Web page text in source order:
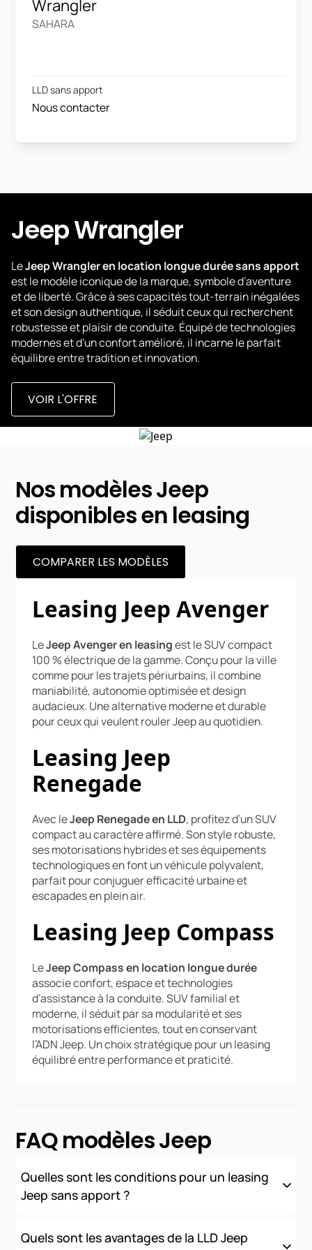
Wrangler
SAHARA
LLD sans apport
Nous contacter
Jeep Wrangler
LeJeep Wrangler en location longue durée sans apport
est le modèle iconique de la marque, symbole d’aventure
et de liberté. Grâce à ses capacités tout-terrain inégalées
et son design authentique, il séduit ceux qui recherchent
robustesse et plaisir de conduite. Équipé de technologies
modernes et d’un confort amélioré, il incarne le parfait
équilibre entre tradition et innovation.
VOIR L'OFFRE
Nos modèles Jeep
disponibles en leasing
COMPARER LES MODÈLES
Leasing Jeep Avenger
LeJeep Avenger en leasingest le SUV compact
100 % électrique de la gamme. Conçu pour la ville
comme pour les trajets périurbains, il combine
maniabilité, autonomie optimisée et design
audacieux. Une alternative moderne et durable
pour ceux qui veulent rouler Jeep au quotidien.
Leasing Jeep
Renegade
Avec leJeep Renegade en LLD, profitez d’un SUV
compact au caractère affirmé. Son style robuste,
ses motorisations hybrides et ses équipements
technologiques en font un véhicule polyvalent,
parfait pour conjuguer efficacité urbaine et
escapades en plein air.
Leasing Jeep Compass
LeJeep Compass en location longue durée
associe confort, espace et technologies
d’assistance à la conduite. SUV familial et
moderne, il séduit par sa modularité et ses
motorisations efficientes, tout en conservant
l’ADN Jeep. Un choix stratégique pour un leasing
équilibré entre performance et praticité.
FAQ modèles Jeep
Quelles sont les conditions pour un leasing
Jeep sans apport ?
initial, sous réserve d'acceptation de votre dossier. Les
Quels sont les avantages de la LLD Jeep